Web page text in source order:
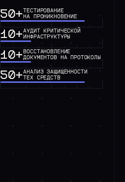
50+ТЕСТИРОВАНИЕ
НА ПРОНИКНОВЕНИЕ
10+АУДИТ КРИТИЧЕСКОЙ
ИНФРАСТРУКТУРЫ
10+ВОССТАНОВЛЕНИЕ
ДОКУМЕНТОВ НА ПРОТОКОЛЫ
50+АНАЛИЗ ЗАЩИЩЕННОСТИ
ТЕХ СРЕДСТВ